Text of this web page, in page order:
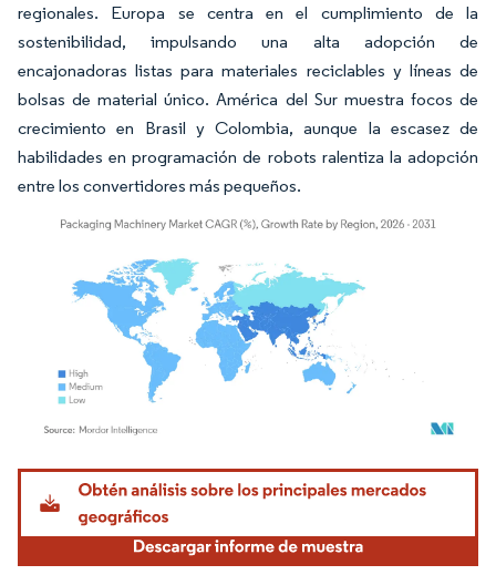
regionales. Europa se centra en el cumplimiento de la
sostenibilidad, impulsando una alta adopción de
encajonadoras listas para materiales reciclables y líneas de
bolsas de material único. América del Sur muestra focos de
crecimiento en Brasil y Colombia, aunque la escasez de
habilidades en programación de robots ralentiza la adopción
entre los convertidores más pequeños.
Imagen © Mordor Intelligence. El uso requiere atribución según CC BY 4.0.